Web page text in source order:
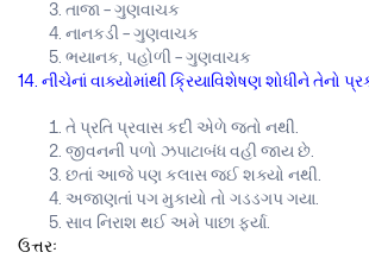
તાજા – ગુણવાચક
નાનકડી – ગુણવાચક
ભયાનક, પહોળી – ગુણવાચક
14. નીચેનાં વાક્યોમાંથી ક્રિયાવિશેષણ શોધીને તેનો
તે પ્રતિ પ્રવાસ કદી એળે જતો નથી.
જીવનની પળો ઝપાટાબંધ વહી જાય છે.
છતાં આજે પણ કલાસ જઈ શક્યો નથી.
અજાણતાં પગ મુકાયો તો ગડડગપ ગયા.
સાવ નિરાશ થઈ અમે પાછા ફર્યા.
ઉત્તરઃ